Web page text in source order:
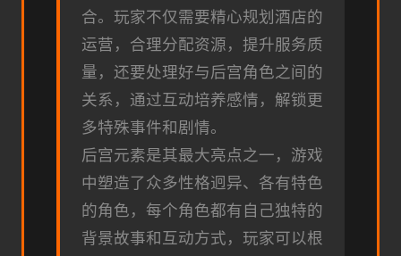
合。玩家不仅需要精心规划酒店的
运营，合理分配资源，提升服务质
量，还要处理好与后宫角色之间的
关系，通过互动培养感情，解锁更
多特殊事件和剧情。
后宫元素是其最大亮点之一，游戏
中塑造了众多性格迥异、各有特色
的角色，每个角色都有自己独特的
背景故事和互动方式，玩家可以根